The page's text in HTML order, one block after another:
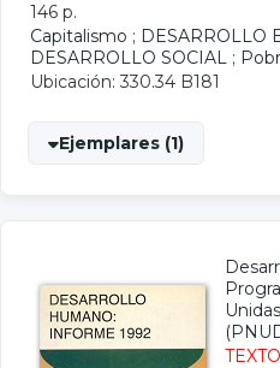
146 p.
Capitalismo ; DESARROLLO
DESARROLLO SOCIAL ;
Ubicación: 330.34 B181
Ejemplares (1)